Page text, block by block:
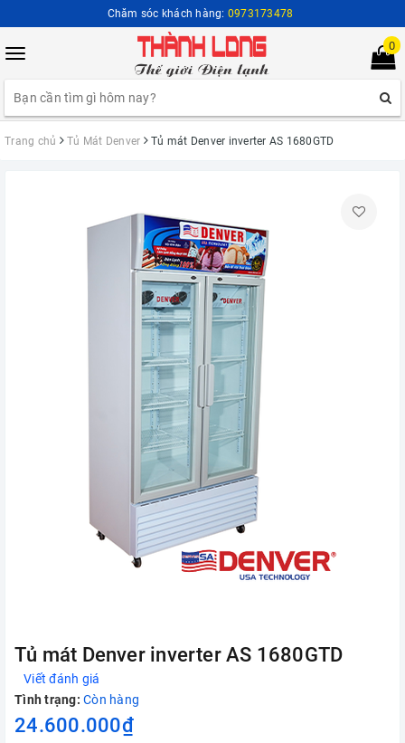
Chăm sóc khách hàng: 0973173478
Toggle
0
Trang chủ Tủ Mát Denver Tủ mát Denver inverter AS 1680GTD
Tủ mát Denver inverter AS 1680GTD
Viết đánh giá
Tình trạng: Còn hàng
24.600.000₫